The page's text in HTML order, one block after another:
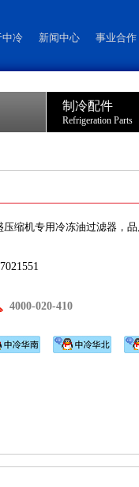
中冷 新闻中心 事业合作
制冷配件
Refrigeration Parts
压缩机专用冷冻油过滤器，
4000-020-410